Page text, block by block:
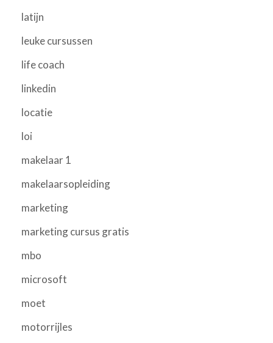
latijn
leuke cursussen
life coach
linkedin
locatie
loi
makelaar 1
makelaarsopleiding
marketing
marketing cursus gratis
mbo
microsoft
moet
motorrijles